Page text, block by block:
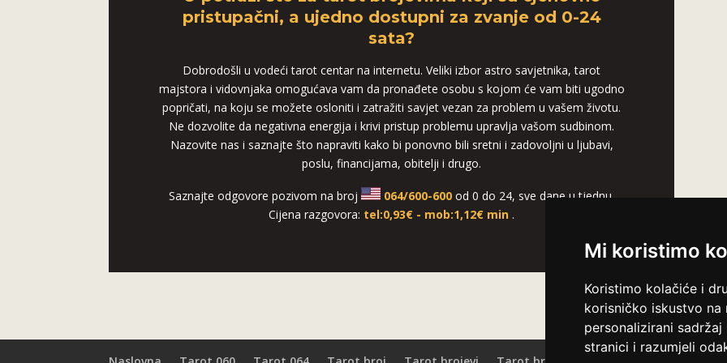
Mi koristimo
Koristimo kolačiće i
korisničko iskustvo na
personalizirani
stranici i razumjeli
pristupačni, a ujedno dostupni za zvanje od 0-24
sata?
Dobrodošli u vodeći tarot centar na internetu. Veliki izbor astro savjetnika, tarot
majstora i vidovnjaka omogućava vam da pronađete osobu s kojom će vam biti ugodno
popričati, na koju se možete osloniti i zatražiti savjet vezan za problem u vašem životu.
Ne dozvolite da negativna energija i krivi pristup problemu upravlja vašom sudbinom.
Nazovite nas i saznajte što napraviti kako bi ponovno bili sretni i zadovoljni u ljubavi,
poslu, financijama, obitelji i drugo.
Saznajte odgovore pozivom na broj 064/600-600 od 0 do 24, sve dane u tjednu.
Cijena razgovora: tel:0,93€ - mob:1,12€ min .